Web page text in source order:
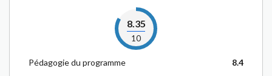
8.35
10
Pédagogie du programme
8.4